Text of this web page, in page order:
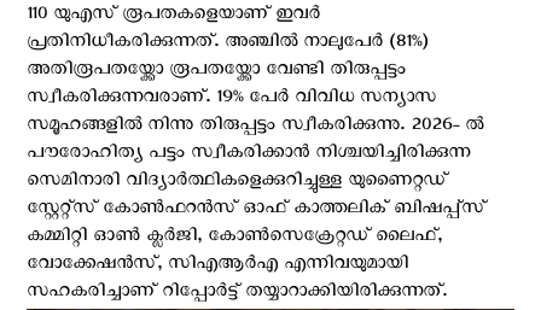
110 യുഎസ് രൂപതകളെയാണ് ഇവര്‍
പ്രതിനിധീകരിക്കുന്നത്. അഞ്ചില്‍ നാലുപേർ (81%)
അതിരൂപതയ്ക്കോ രൂപതയ്ക്കോ വേണ്ടി തിരുപ്പട്ടം
സ്വീകരിക്കുന്നവരാണ്. 19% പേർ വിവിധ സന്യാസ
സമൂഹങ്ങളില്‍ നിന്നു തിരുപ്പട്ടം സ്വീകരിക്കുന്നു. 2026- ൽ
പൗരോഹിത്യ പട്ടം സ്വീകരിക്കാൻ നിശ്ചയിച്ചിരിക്കുന്ന
സെമിനാരി വിദ്യാർത്ഥികളെക്കുറിച്ചുള്ള യുണൈറ്റഡ്
സ്റ്റേറ്റ്സ് കോൺഫറൻസ് ഓഫ് കാത്തലിക് ബിഷപ്പ്‌സ്
കമ്മിറ്റി ഓൺ ക്ലർജി, കോൺസെക്രേറ്റഡ് ലൈഫ്,
വോക്കേഷൻസ്, സിഎആർഎ എന്നിവയുമായി
സഹകരിച്ചാണ് റിപ്പോർട്ട് തയ്യാറാക്കിയിരിക്കുന്നത്.